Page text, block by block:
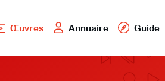
Œuvres Annuaire Guide